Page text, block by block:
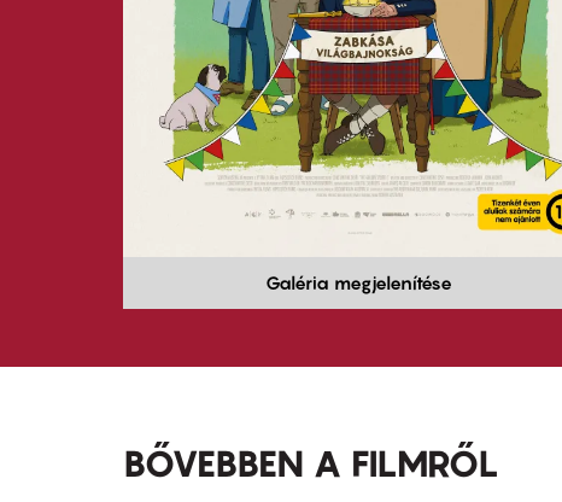
Galéria megjelenítése
BŐVEBBEN A FILMRŐL